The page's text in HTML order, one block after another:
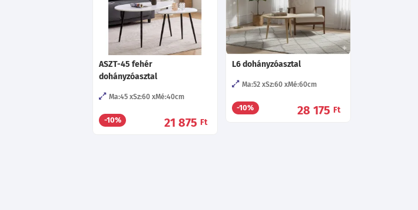
ASZT-45 fehér
dohányzóasztal
Ma:45 Sz:60 Mé:40cm
-10% 21 875 Ft
L6 dohányzóasztal
Ma:52 Sz:60 Mé:60cm
-10% 28 175 Ft